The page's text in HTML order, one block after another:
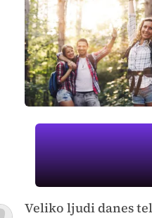
Veliko ljudi danes